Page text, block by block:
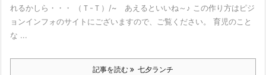
れるかしら・・・ （Ｔ-Ｔ）/~ あえるといいね～♪ この作り方はピジ
ョンインフォのサイトにございますので、ご覧ください。 育児のこと
な ...
記事を読む 七夕ランチ